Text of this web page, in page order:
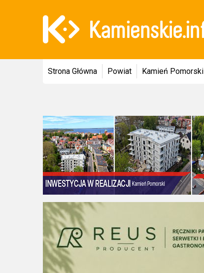
Strona Główna Powiat Kamień Pomorski